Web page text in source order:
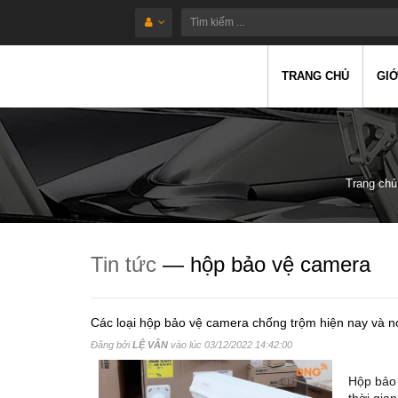
TRANG CHỦ
Trang chủ
Tin tức — hộp bảo vệ camera
Các loại hộp bảo vệ camera chống trộm hiện nay và
Đăng bởiLỆ VÂN vào lúc 03/12/2022 14:42:00
Hộp